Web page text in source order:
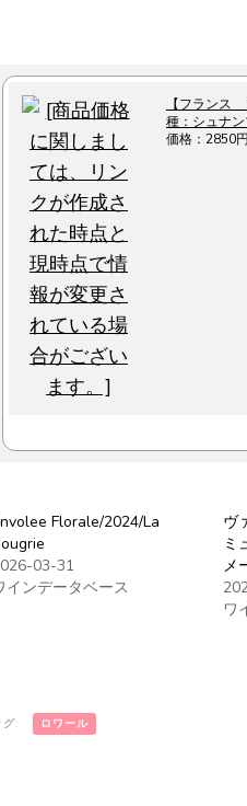
【フランス
種：シュナン
価格：2850
Florale/2024/La
03-31
インデータベース
ヴ
ミ
メ
ワ
グ: ロワール